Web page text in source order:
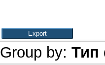
Group by: Тип